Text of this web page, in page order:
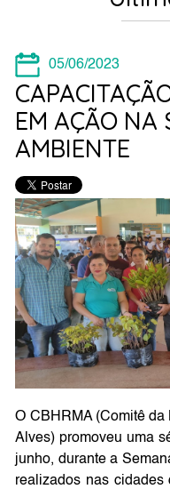
05/06/2023
EM AÇÃO NA
AMBIENTE
O CBHRMA (Comitê da
Alves) promoveu uma
junho, durante a
realizados nas cidades